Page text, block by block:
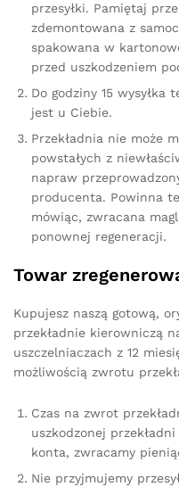
przesyłki. Pamiętaj
zdemontowana z
spakowana w
przed uszkodzeniem
Do godziny 15 wysyłka
jest u Ciebie.
Przekładnia nie może
powstałych z
napraw
producenta. Powinna
mówiąc, zwracana
ponownej regeneracji.
Towar
Kupujesz naszą gotową,
przekładnie kierowniczą
uszczelniaczach z 12
możliwością zwrotu
Czas na zwrot
uszkodzonej
konta, zwracamy
Nie przyjmujemy